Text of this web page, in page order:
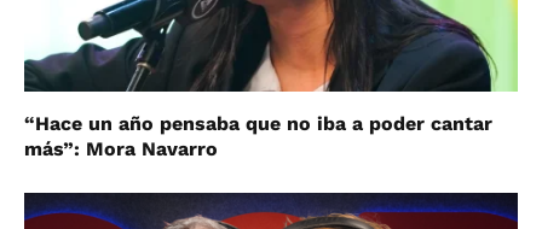
“Hace un año pensaba que no iba a poder cantar
más”: Mora Navarro